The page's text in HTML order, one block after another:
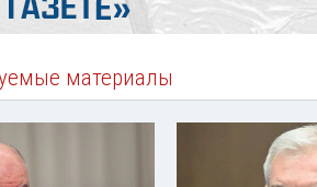
материалы